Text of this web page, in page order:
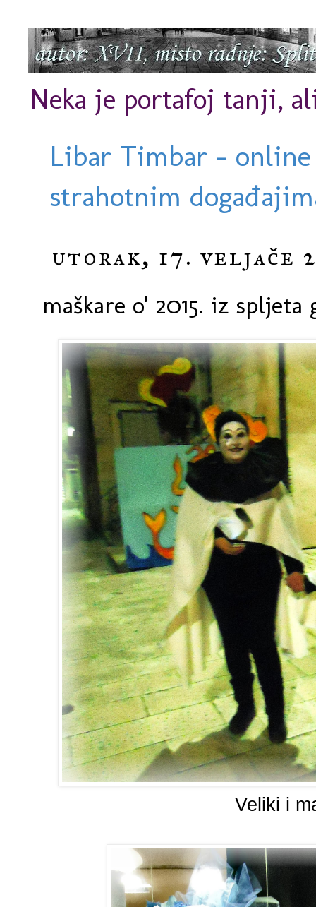
Neka je portafoj tanji,
Libar Timbar -
strahotnim
utorak, 17. veljače
maškare o' 2015. iz spljeta
Veliki i